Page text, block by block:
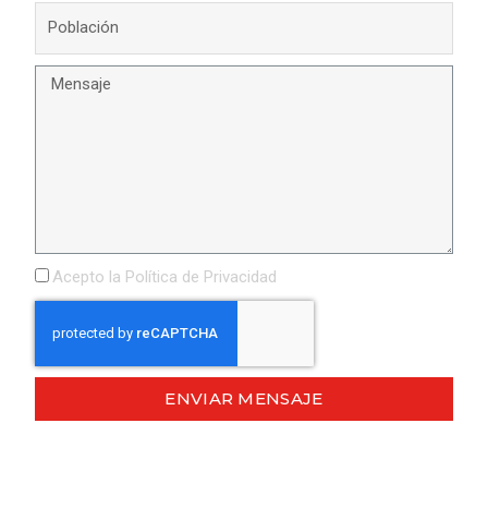
Acepto la Política de Privacidad
ENVIAR MENSAJE